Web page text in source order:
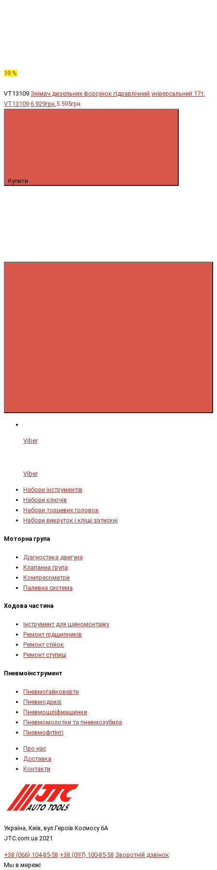
19 %
VT13109 Знімач дизельних форсунок гідравлічний універсальний 17т.
VT13109 6 929грн.5 595грн.
Купити
Viber
Viber
Набори інструментів
Набори ключів
Набори торцевих головок
Набори викруток і кліщі затискні
Моторна група
Діагностика двигуна
Клапанна група
Компресометри
Паливна система
Ходова частина
Інструмент для шиномонтажу
Ремонт підшипників
Ремонт стійок
Ремонт ступиці
Пневмоінструмент
Пневмогайковерти
Пневмодрилі
Пневмошліфмашинки
Пневмомолотки та пневмозубила
Пневмофітінгі
Про нас
Доставка
Контакти
Україна, Київ, вул.Героїв Космосу 6А
JTC.com.ua 2021
+38 (066) 104-85-58 +38 (097) 100-85-58 Зворотній дзвінок
Мы в мережі